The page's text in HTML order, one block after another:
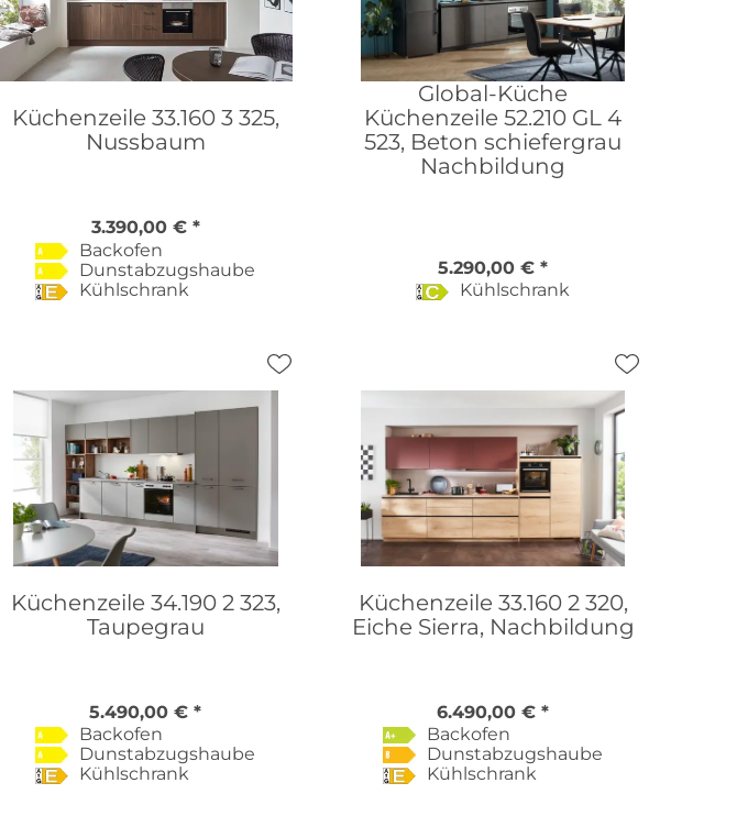
Küchenzeile 33.160 3 325,
Nussbaum
3.390,00 € *
Backofen
Dunstabzugshaube
Kühlschrank
Global-Küche
Küchenzeile 52.210 GL 4
523, Beton schiefergrau
Nachbildung
5.290,00 € *
Kühlschrank
Küchenzeile 34.190 2 323,
Taupegrau
5.490,00 € *
Backofen
Dunstabzugshaube
Kühlschrank
Küchenzeile 33.160 2 320,
Eiche Sierra, Nachbildung
6.490,00 € *
Backofen
Dunstabzugshaube
Kühlschrank